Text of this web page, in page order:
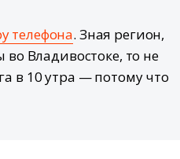
телефона. Зная регион,
во Владивостоке, то не
в 10 утра — потому что